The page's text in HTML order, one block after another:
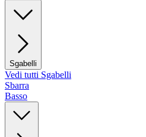
Sgabelli
Vedi tutti Sgabelli
Sbarra
Basso